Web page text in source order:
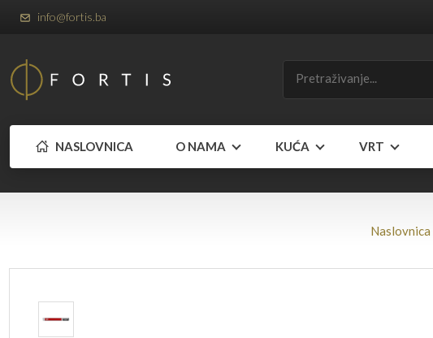
info@fortis.ba
NASLOVNICA O NAMA KUĆA VRT
Naslovnica